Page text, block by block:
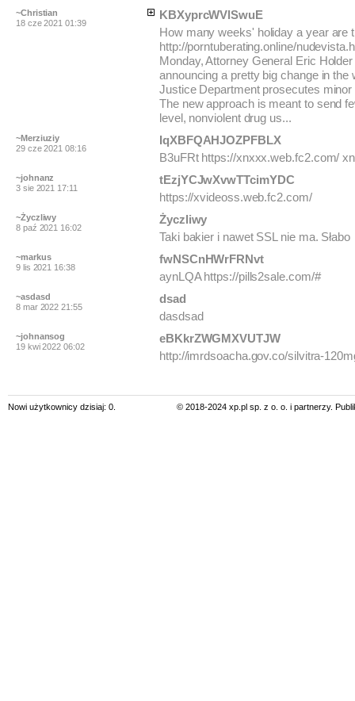
~Christian
18 cze 2021 01:39
KBXyprcWVlSwuE
How many weeks' holiday a year are
http://porntuberating.online/
Monday, Attorney General Eric
announcing a pretty big change in the
Justice Department prosecutes
The new approach is meant to send
level, nonviolent drug us...
~Merziuziy
29 cze 2021 08:16
IqXBFQAHJOZPFBLX
B3uFRt https://xnxxx.web.fc2.com/
~johnanz
3 sie 2021 17:11
tEzjYCJwXvwTTcimYDC
https://xvideoss.web.fc2.com/
~Życzliwy
8 paź 2021 16:02
Życzliwy
Taki bakier i nawet SSL nie ma. Słabo
~markus
9 lis 2021 16:38
fwNSCnHWrFRNvt
aynLQA https://pills2sale.com/#
~asdasd
8 mar 2022 21:55
dsad
dasdsad
~johnansog
19 kwi 2022 06:02
eBKkrZWGMXVUTJW
http://imrdsoacha.gov.co/silvitra-
Nowi użytkownicy dzisiaj: 0. © 2018-2024 xp.pl sp. z o. o. i partnerzy.